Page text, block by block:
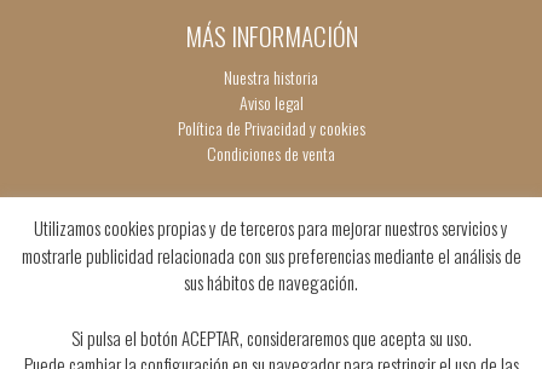
MÁS INFORMACIÓN
Nuestra historia
Aviso legal
Política de Privacidad y cookies
Condiciones de venta
Utilizamos cookies propias y de terceros para mejorar nuestros servicios y
mostrarle publicidad relacionada con sus preferencias mediante el análisis de
sus hábitos de navegación.
Si pulsa el botón ACEPTAR, consideraremos que acepta su uso.